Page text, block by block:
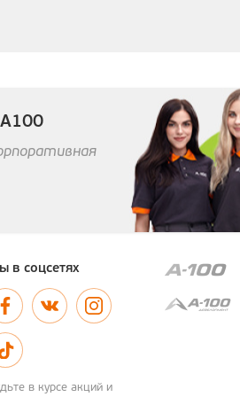
в соцсетях
в курсе акций и